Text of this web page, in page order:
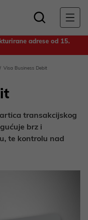
adrese od 15.
Visa Business Debit
transakcijskog
brz i
te kontrolu nad